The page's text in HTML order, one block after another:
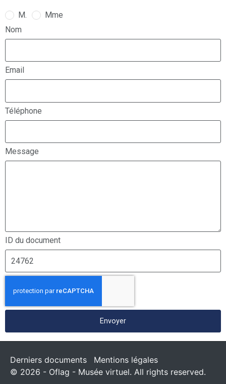
M.
Mme
Nom
Email
Téléphone
Message
ID du document
Envoyer
Derniers documents
Mentions légales
© 2026 - Oflag - Musée virtuel. All rights reserved.